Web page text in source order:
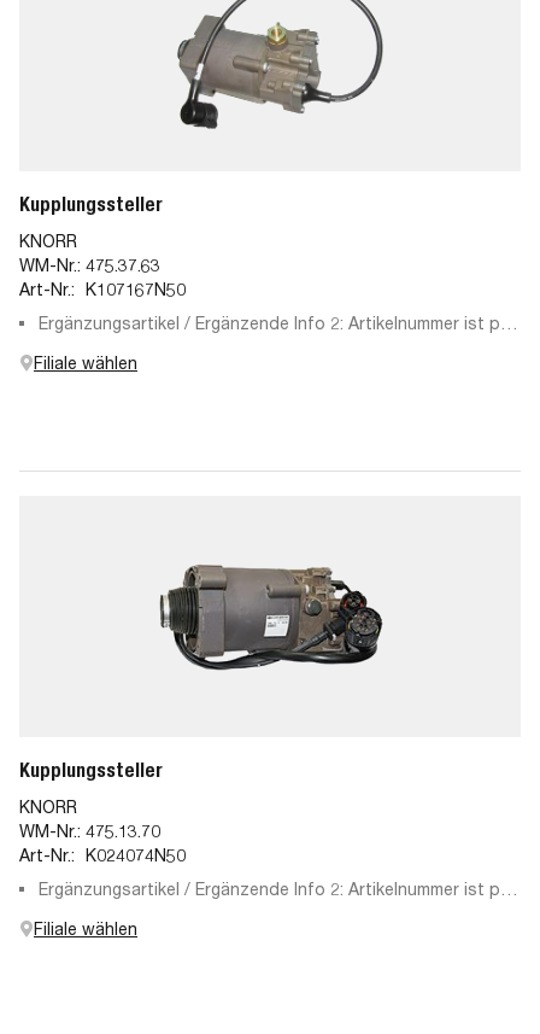
Kupplungssteller
KNORR
WM-Nr.: 475.37.63
Art-Nr.: K107167N50
Ergänzungsartikel / Ergänzende Info 2: Artikelnummer ist per
Filiale wählen
Kupplungssteller
KNORR
WM-Nr.: 475.13.70
Art-Nr.: K024074N50
Ergänzungsartikel / Ergänzende Info 2: Artikelnummer ist per
Filiale wählen